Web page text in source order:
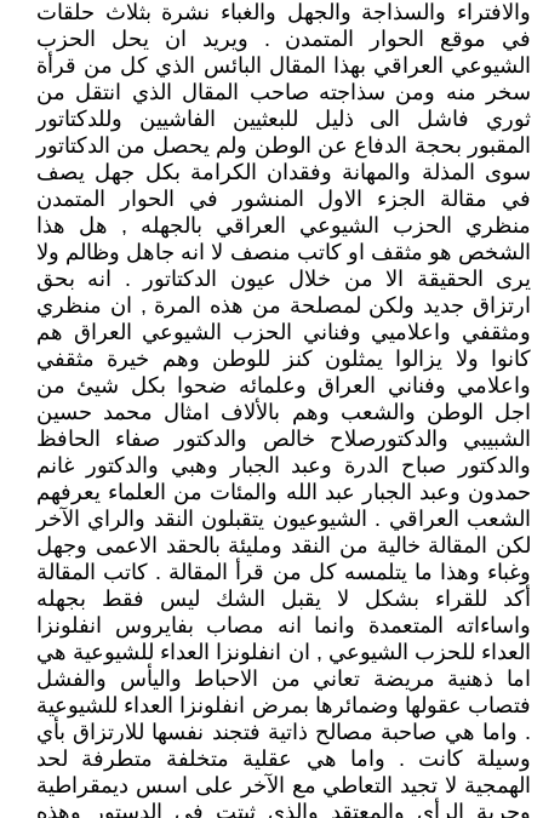
والافتراء والسذاجة والجهل والغباء نشرة بثلاث حلقات
في موقع الحوار المتمدن . ويريد ان يحل الحزب
الشيوعي العراقي بهذا المقال البائس الذي كل من قرأة
سخر منه ومن سذاجته صاحب المقال الذي انتقل من
ثوري فاشل الى ذليل للبعثيين الفاشيين وللدكتاتور
المقبور بحجة الدفاع عن الوطن ولم يحصل من الدكتاتور
سوى المذلة والمهانة وفقدان الكرامة بكل جهل يصف
في مقالة الجزء الاول المنشور في الحوار المتمدن
منظري الحزب الشيوعي العراقي بالجهله , هل هذا
الشخص هو مثقف او كاتب منصف لا انه جاهل وظالم ولا
يرى الحقيقة الا من خلال عيون الدكتاتور . انه بحق
ارتزاق جديد ولكن لمصلحة من هذه المرة , ان منظري
ومثقفي واعلاميي وفناني الحزب الشيوعي العراق هم
كانوا ولا يزالوا يمثلون كنز للوطن وهم خيرة مثقفي
واعلامي وفناني العراق وعلمائه ضحوا بكل شيئ من
اجل الوطن والشعب وهم بالألاف امثال محمد حسين
الشبيبي والدكتورصلاح خالص والدكتور صفاء الحافظ
والدكتور صباح الدرة وعبد الجبار وهبي والدكتور غانم
حمدون وعبد الجبار عبد الله والمئات من العلماء يعرفهم
الشعب العراقي . الشيوعيون يتقبلون النقد والراي الآخر
لكن المقالة خالية من النقد ومليئة بالحقد الاعمى وجهل
وغباء وهذا ما يتلمسه كل من قرأ المقالة . كاتب المقالة
أكد للقراء بشكل لا يقبل الشك ليس فقط بجهله
واساءاته المتعمدة وانما انه مصاب بفايروس انفلونزا
العداء للحزب الشيوعي , ان انفلونزا العداء للشيوعية هي
اما ذهنية مريضة تعاني من الاحباط واليأس والفشل
فتصاب عقولها وضمائرها بمرض انفلونزا العداء للشيوعية
. واما هي صاحبة مصالح ذاتية فتجند نفسها للارتزاق بأي
وسيلة كانت . واما هي عقلية متخلفة متطرفة لحد
الهمجية لا تجيد التعاطي مع الآخر على اسس ديمقراطية
وحرية الرأي والمعتقد والذي ثبتت في الدستور وهذه